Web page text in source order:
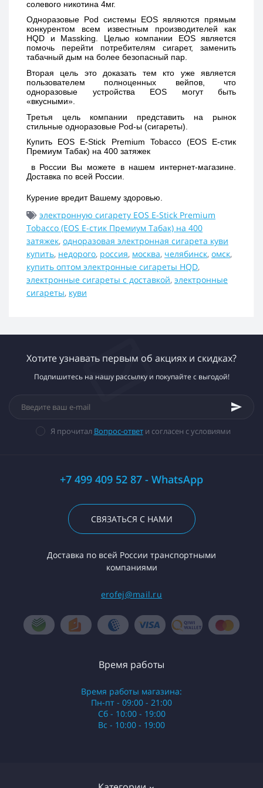
солевого никотина 4мг.
Одноразовые Pod системы EOS являются прямым
конкурентом всем известным производителей как
HQD и Massking. Целью компании EOS является
помочь перейти потребителям сигарет, заменить
табачный дым на более безопасный пар.
Вторая цель это доказать тем кто уже является
пользователем полноценных вейпов, что
одноразовые устройства EOS могут быть
«вкусными».
Третья цель компании представить на рынок
стильные одноразовые Pod-ы (сигареты).
Купить EOS E-Stick Premium Tobacco (EOS Е-стик
Премиум Табак) на 400 затяжек
в России Вы можете в нашем интернет-магазине.
Доставка по всей России.
Курение вредит Вашему здоровью.
электронную сигарету EOS E-Stick Premium
Tobacco (EOS Е-стик Премиум Табак) на 400
затяжек, одноразовая электронная сигарета куви
купить, недорого, россия, москва, челябинск, омск,
купить оптом электронные сигареты HQD,
электронные сигареты с доставкой, электронные
сигареты, куви
Хотите узнавать первым об акциях и скидках?
Подпишитесь на нашу рассылку и покупайте с выгодой!
Я прочитал Вопрос-ответи согласен с условиями
+7 499 409 52 87 - WhatsApp
СВЯЗАТЬСЯ С НАМИ
Доставка по всей России транспортными
компаниями
erofej@mail.ru
Время работы
Время работы магазина:
Пн-пт - 09:00 - 21:00
Сб - 10:00 - 19:00
Вс - 10:00 - 19:00